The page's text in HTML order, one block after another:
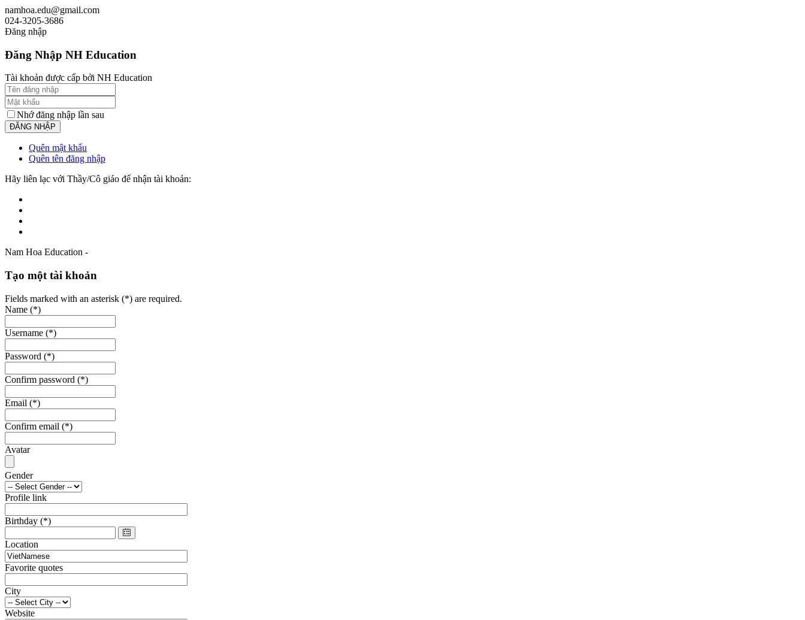
namhoa.edu@gmail.com
024-3205-3686
Đăng nhập
Đăng Nhập NH Education
Tài khoản được cấp bởi NH Education
Nhớ đăng nhập lần sau
Quên mật khẩu
Quên tên đăng nhập
Hãy liên lạc với Thầy/Cô giáo để nhận tài khoản:
Nam Hoa Education -
Tạo một tài khoản
Fields marked with an asterisk (*) are required.
Name (*)
Username (*)
Password (*)
Confirm password (*)
Email (*)
Confirm email (*)
Avatar
Gender
Profile link
Birthday (*)
Location
Favorite quotes
City
Website